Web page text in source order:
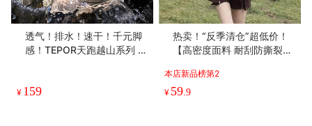
透气！排水！速干！千元脚
感！TEPOR天跑越山系列 趣
盈舒适 防滑耐磨
¥ 159
热卖！“反季清仓”超低价！
【高密度面料 耐刮防撕裂】
外防风冲锋外套 透气不闷 防
风锁温 7色可选
本店新品榜第2
¥ 59.9